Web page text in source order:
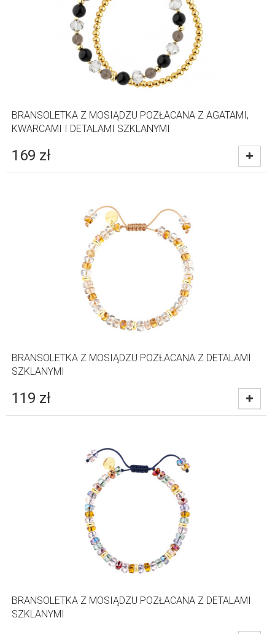
BRANSOLETKA Z MOSIĄDZU POZŁACANA Z AGATAMI,
KWARCAMI I DETALAMI SZKLANYMI
169 zł
BRANSOLETKA Z MOSIĄDZU POZŁACANA Z DETALAMI
SZKLANYMI
119 zł
BRANSOLETKA Z MOSIĄDZU POZŁACANA Z DETALAMI
SZKLANYMI